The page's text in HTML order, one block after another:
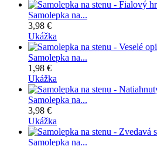
Samolepka na...
3,98 €
Ukážka
Samolepka na...
1,98 €
Ukážka
Samolepka na...
3,98 €
Ukážka
Samolepka na...